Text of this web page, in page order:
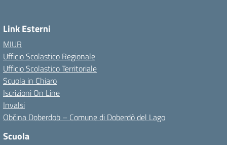
Link Esterni
MIUR
Ufficio Scolastico Regionale
Ufficio Scolastico Territoriale
Scuola in Chiaro
Iscrizioni On Line
Invalsi
Občina Doberdob – Comune di Doberdò del Lago
Scuola